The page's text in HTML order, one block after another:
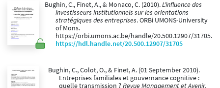
Bughin, C., Finet, A., & Monaco, C. (2010).L'influence des
investisseurs institutionnels sur les orientations
stratégiques des entreprises. ORBi UMONS-University
of Mons.
https://orbi.umons.ac.be/handle/20.500.12907/31705.
https://hdl.handle.net/20.500.12907/31705
Bughin, C., Colot, O., & Finet, A. (01 September 2010).
Entreprises familiales et gouvernance cognitive :
quelle transmission ?Revue Management et Avenir,